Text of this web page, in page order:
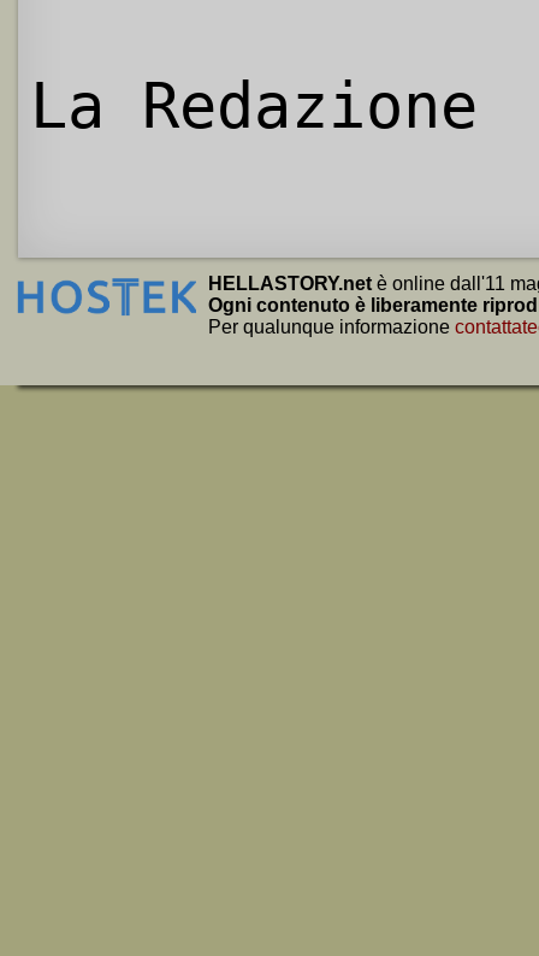
La Redazione
HELLASTORY.net è online dall'11
Ogni contenuto è liberamente
Per qualunque informazione